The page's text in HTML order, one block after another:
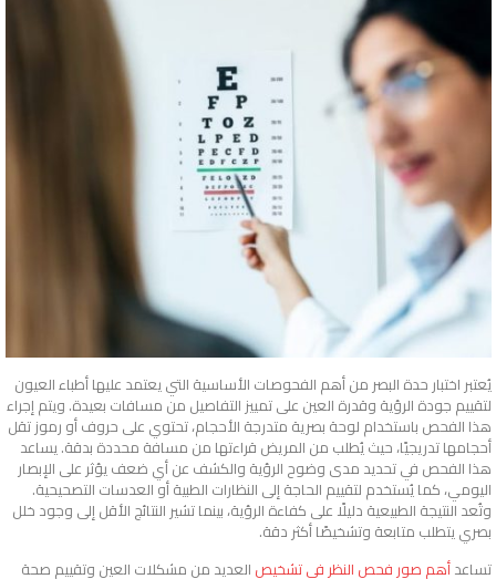
يُعتبر اختبار حدة البصر من أهم الفحوصات الأساسية التي يعتمد عليها أطباء العيون
لتقييم جودة الرؤية وقدرة العين على تمييز التفاصيل من مسافات بعيدة. ويتم إجراء
هذا الفحص باستخدام لوحة بصرية متدرجة الأحجام، تحتوي على حروف أو رموز تقل
أحجامها تدريجيًا، حيث يُطلب من المريض قراءتها من مسافة محددة بدقة. يساعد
هذا الفحص في تحديد مدى وضوح الرؤية والكشف عن أي ضعف يؤثر على الإبصار
اليومي، كما يُستخدم لتقييم الحاجة إلى النظارات الطبية أو العدسات التصحيحية.
وتُعد النتيجة الطبيعية دليلًا على كفاءة الرؤية، بينما تشير النتائج الأقل إلى وجود خلل
بصري يتطلب متابعة وتشخيصًا أكثر دقة.
تساعدأهم صور فحص النظر في تشخيص العديد من مشكلات العين وتقييم صحة